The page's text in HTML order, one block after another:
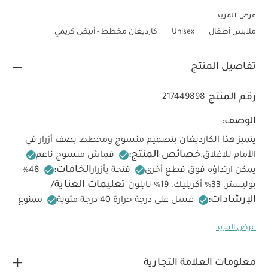
عرض المزيد
ملابس أطفال Unisex كارديغان مخطط - أبيض كريمي
تفاصيل المنتج
رقم المنتج 217449898
الوصف:
يتميز هذا الكارديغان بتصميم منسوج ومخطط بصف أزرار في
الأمام للإغلاق.خصائص المنتج:
قماش منسوج ناعم
يمكن ارتداؤه فوق قطع أخرى
فتحة بأزرارالخامات:
48‏‏%‏‏
بوليستر، 33‏‏%‏‏ أكريليك، 19‏‏%‏‏ نايلون
تعليمات العناية/
الإرشادات:
غسل على درجة حرارة 40 درجة مئوية
ممنوع
على درجة حرارة منخفضة
أيضاً: طقم ألبسة قطعة واحدة بأكمام قصيرة قماش عضوي بلون أبيض
عرض المزيد
معلومات العلامة التجارية